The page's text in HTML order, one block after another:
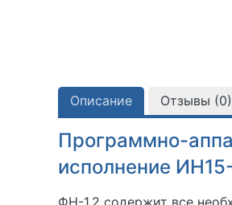
Описание Отзывы (0)
Программно-
исполнение
ФН-1.2 содержит все